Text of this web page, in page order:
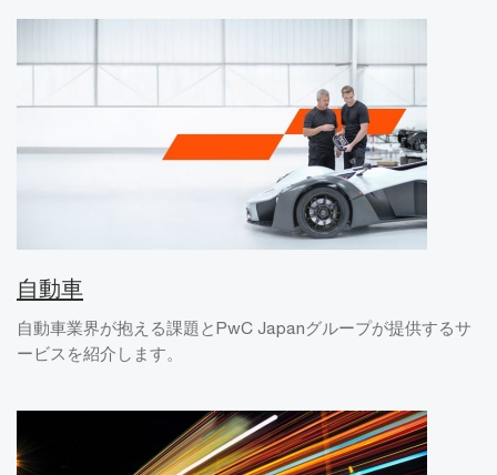
自動車
自動車業界が抱える課題とPwC Japanグループが提供するサ
ービスを紹介します。